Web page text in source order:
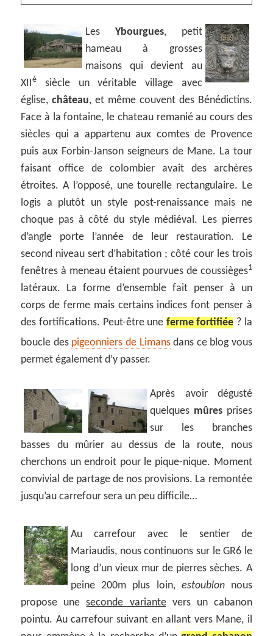
Les Ybourgues, petit
hameau à grosses
maisons qui devient au
XIIè
siècle un véritable village avec
église,château, et même couvent des Bénédictins.
Face à la fontaine, le chateau remanié au cours des
siècles qui a appartenu aux comtes de Provence
puis aux Forbin-Janson seigneurs de Mane. La tour
faisant office de colombier avait des archères
étroites. A l’opposé, une tourelle rectangulaire. Le
logis a plutôt un style post-renaissance mais ne
choque pas à côté du style médiéval. Les pierres
d’angle porte l’année de leur restauration. Le
second niveau sert d’habitation ; côté cour les trois
fenêtres à meneau étaient pourvues de coussièges1
latéraux. La forme d’ensemble fait penser à un
corps de ferme mais certains indices font penser à
des fortifications. Peut-être une ferme fortifiée ? la
boucle des pigeonniers de Limansdans ce blog vous
permet également d’y passer.
Après avoir dégusté
quelques mûres prises
sur les branches
basses du mûrier au dessus de la route, nous
cherchons un endroit pour le pique-nique. Moment
convivial de partage de nos provisions. La remontée
jusqu’au carrefour sera un peu difficile…
Au carrefour avec le sentier de
Mariaudis, nous continuons sur le GR6 le
long d’un vieux mur de pierres sèches. A
peine 200m plus loin, estoublonnous
propose uneseconde variantevers un cabanon
pointu. Au carrefour suivant en allant vers Mane, il